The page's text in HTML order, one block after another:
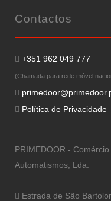
Contactos
+351 962 049 777
(Chamada para rede móvel
Política de Privacidade
PRIMEDOOR -
Automatismos, Lda.
Estrada de São